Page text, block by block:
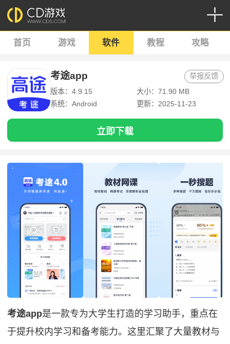
首页 游戏 软件 教程 攻略
考途app
版本：4.9.15
大小：71.90 MB
系统：Android
更新：2025-11-23
举报反馈
立即下载
考途app是一款专为大学生打造的学习助手，重点在
于提升校内学习和备考能力。这里汇聚了大量教材与